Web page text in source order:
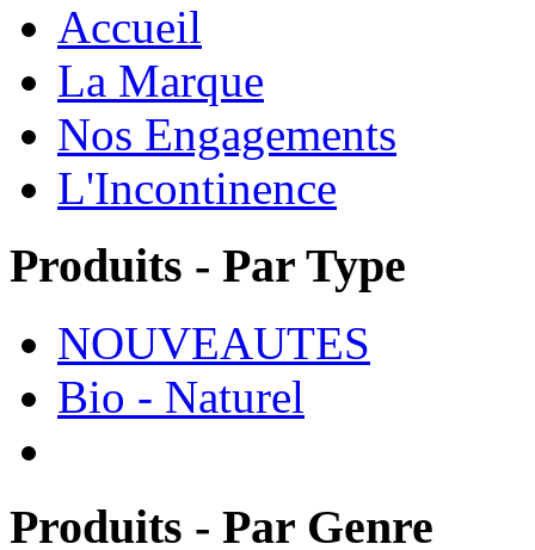
Accueil
La Marque
Nos Engagements
L'Incontinence
Produits - Par Type
NOUVEAUTES
Bio - Naturel
Produits - Par Genre